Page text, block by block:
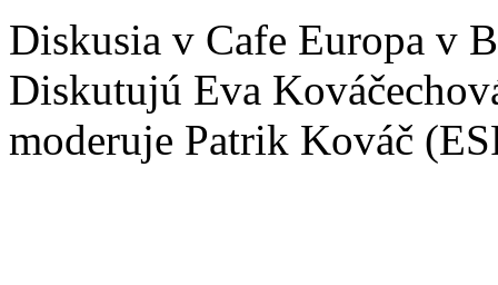
Diskusia v Cafe Europa v
Diskutujú Eva
moderuje Patrik Kováč